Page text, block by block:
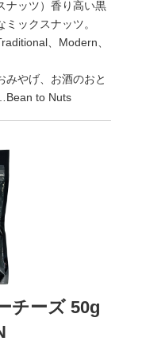
ナッツ）香り高い黒
ックスナッツ。
、Modern、
やげ、お酒のおと
to Nuts
チーズ 50g